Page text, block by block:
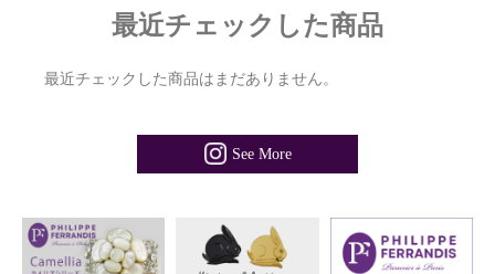
最近チェックした商品
最近チェックした商品はまだありません。
See More